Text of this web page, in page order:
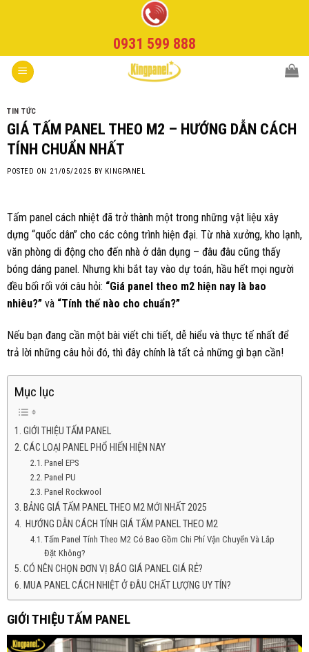
0931 599 888
TIN TỨC
GIÁ TẤM PANEL THEO M2 – HƯỚNG DẪN CÁCH
TÍNH CHUẨN NHẤT
POSTED ON 21/05/2025 BY KINGPANEL
Tấm panel cách nhiệt đã trở thành một trong những vật liệu xây
dựng “quốc dân” cho các công trình hiện đại. Từ nhà xưởng, kho lạnh,
văn phòng di động cho đến nhà ở dân dụng – đâu đâu cũng thấy
bóng dáng panel. Nhưng khi bắt tay vào dự toán, hầu hết mọi người
đều bối rối với câu hỏi: “Giá panel theo m2 hiện nay là bao
nhiêu?” và “Tính thế nào cho chuẩn?”
Nếu bạn đang cần một bài viết chi tiết, dễ hiểu và thực tế nhất để
trả lời những câu hỏi đó, thì đây chính là tất cả những gì bạn cần!
Mục lục
GIỚI THIỆU TẤM PANEL
CÁC LOẠI PANEL PHỔ HIẾN HIỆN NAY
Panel EPS
Panel PU
Panel Rockwool
BẢNG GIÁ TẤM PANEL THEO M2 MỚI NHẤT 2025
HƯỚNG DẪN CÁCH TÍNH GIÁ TẤM PANEL THEO M2
Tấm Panel Tính Theo M2 Có Bao Gồm Chi Phí Vận Chuyển Và Lắp
Đặt Không?
CÓ NÊN CHỌN ĐƠN VỊ BÁO GIÁ PANEL GIÁ RẺ?
MUA PANEL CÁCH NHIỆT Ở ĐÂU CHẤT LƯỢNG UY TÍN?
GIỚI THIỆU TẤM PANEL